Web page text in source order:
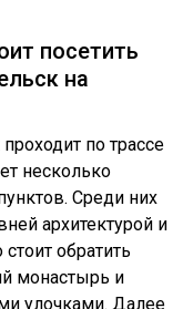
посетить
на
по трассе
несколько
Среди них
архитектурой и
обратить
монастырь и
улочками. Далее